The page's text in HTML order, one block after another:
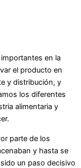
en la
el producto en
y distribución, y
los diferentes
alimentaria y
parte de los
y hasta se
un paso decisivo